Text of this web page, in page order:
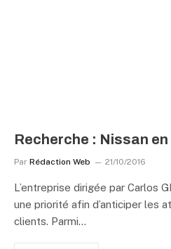
Recherche : Nissan
Par Rédaction Web 21/10/2016
L’entreprise dirigée par Carlos
une priorité afin d’anticiper les
clients. Parmi…